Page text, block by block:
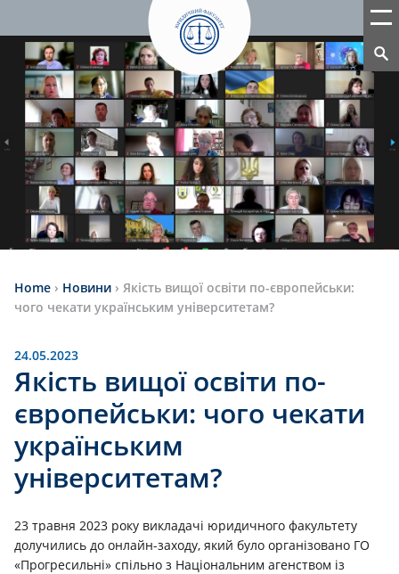
Home › Новини › Якість вищої освіти по-європейськи:
чого чекати українським університетам?
24.05.2023
Якість вищої освіти по-
європейськи: чого чекати
українським
університетам?
23 травня 2023 року викладачі юридичного факультету
долучились до онлайн-заходу, який було організовано ГО
«Прогресильні» спільно з Національним агенством із